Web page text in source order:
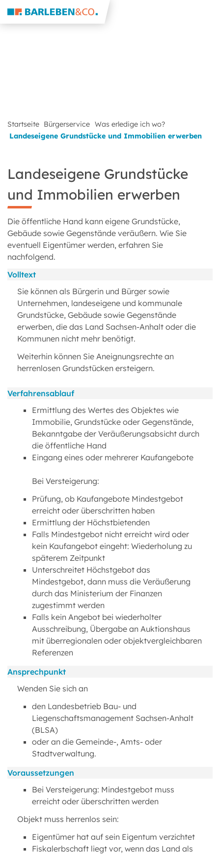
Startseite Bürgerservice Was erledige ich wo?
Landeseigene Grundstücke und Immobilien erwerben
Landeseigene Grundstücke
und Immobilien erwerben
Die öffentliche Hand kann eigene Grundstücke,
Gebäude sowie Gegenstände veräußern. Wie Sie
eventuell Eigentümer werden, erfahren Sie
nachfolgend.
Volltext
Sie können als Bürgerin und Bürger sowie
Unternehmen, landeseigene und kommunale
Grundstücke, Gebäude sowie Gegenstände
erwerben, die das Land Sachsen-Anhalt oder die
Kommunen nicht mehr benötigt.
Weiterhin können Sie Aneignungsrechte an
herrenlosen Grundstücken ersteigern.
Verfahrensablauf
Ermittlung des Wertes des Objektes wie
Immobilie, Grundstücke oder Gegenstände,
Bekanntgabe der Veräußerungsabsicht durch
die öffentliche Hand
Eingang eines oder mehrerer Kaufangebote
Bei Versteigerung:
Prüfung, ob Kaufangebote Mindestgebot
erreicht oder überschritten haben
Ermittlung der Höchstbietenden
Falls Mindestgebot nicht erreicht wird oder
kein Kaufangebot eingeht: Wiederholung zu
späterem Zeitpunkt
Unterschreitet Höchstgebot das
Mindestgebot, dann muss die Veräußerung
durch das Ministerium der Finanzen
zugestimmt werden
Falls kein Angebot bei wiederholter
Ausschreibung, Übergabe an Auktionshaus
mit überregionalen oder objektvergleichbaren
Referenzen
Ansprechpunkt
Wenden Sie sich an
den Landesbetrieb Bau- und
Liegenschaftsmanagement Sachsen-Anhalt
(BLSA)
oder an die Gemeinde-, Amts- oder
Stadtverwaltung.
Voraussetzungen
Bei Versteigerung: Mindestgebot muss
erreicht oder überschritten werden
Objekt muss herrenlos sein:
Eigentümer hat auf sein Eigentum verzichtet
Fiskalerbschaft liegt vor, wenn das Land als